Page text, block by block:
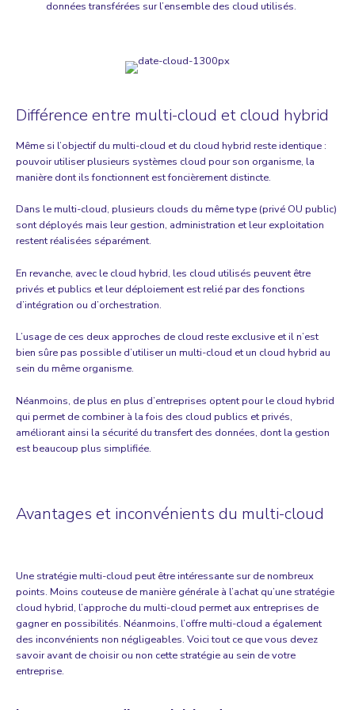
données transférées sur l’ensemble des cloud utilisés.
Différence entre multi-cloud et cloud hybrid
Même si l’objectif du multi-cloud et du cloud hybrid reste identique :
pouvoir utiliser plusieurs systèmes cloud pour son organisme, la
manière dont ils fonctionnent est foncièrement distincte.
Dans le multi-cloud, plusieurs clouds du même type (privé OU public)
sont déployés mais leur gestion, administration et leur exploitation
restent réalisées séparément.
En revanche, avec le cloud hybrid, les cloud utilisés peuvent être
privés et publics et leur déploiement est relié par des fonctions
d’intégration ou d’orchestration.
L’usage de ces deux approches de cloud reste exclusive et il n’est
bien sûre pas possible d’utiliser un multi-cloud et un cloud hybrid au
sein du même organisme.
Néanmoins, de plus en plus d’entreprises optent pour le cloud hybrid
qui permet de combiner à la fois des cloud publics et privés,
améliorant ainsi la sécurité du transfert des données, dont la gestion
est beaucoup plus simplifiée.
Avantages et inconvénients du multi-cloud
Une stratégie multi-cloud peut être intéressante sur de nombreux
points. Moins couteuse de manière générale à l’achat qu’une stratégie
cloud hybrid, l’approche du multi-cloud permet aux entreprises de
gagner en possibilités. Néanmoins, l’offre multi-cloud a également
des inconvénients non négligeables. Voici tout ce que vous devez
savoir avant de choisir ou non cette stratégie au sein de votre
entreprise.